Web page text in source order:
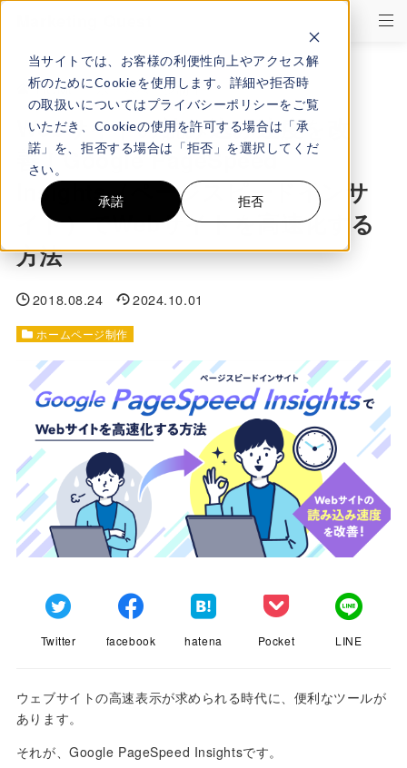
当サイトでは、お客様の利便性向上やアクセス解
析のためにCookieを使用します。詳細や拒否時
の取扱いについてはプライバシーポリシーをご覧
いただき、Cookieの使用を許可する場合は「承
諾」を、拒否する場合は「拒否」を選択してくだ
さい。
承諾 拒否
HOME > ホームページ制作
Webサイトの読み込み速度を改
善！Google PageSpeed
Insights（ページスピードインサ
イト）でWebサイトを高速化する
方法
2018.08.24 2024.10.01
ホームページ制作
Twitter facebook hatena Pocket LINE
ウェブサイトの高速表示が求められる時代に、便利なツールが
あります。
それが、Google PageSpeed Insightsです。